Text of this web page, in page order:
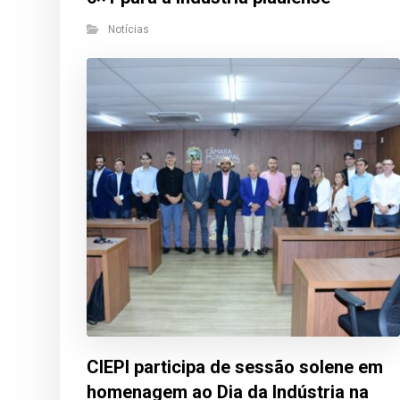
Notícias
CIEPI participa de sessão solene em
homenagem ao Dia da Indústria na